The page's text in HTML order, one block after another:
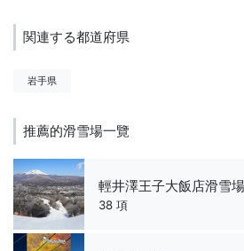
関連する都道府県
岩手県
推薦的滑雪場一覽
輕井澤王子大飯店滑雪場
38 項